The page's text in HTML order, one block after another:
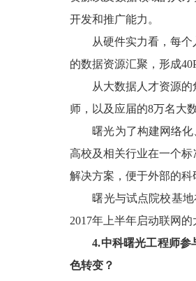
开发和推广能力。
从硬件实力看，每个入
的数据资源汇聚，形成
从大数据人才资源的角
师，以及应届的8万名大
曙光为了构建网络化、
高校及相关行业在一个
解决方案，便于外部的
曙光与试点院校基地在
2017年上半年启动联网的
4.中科曙光工程师
色转变？